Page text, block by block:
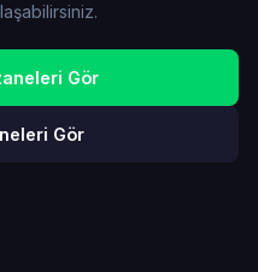
Gör
Gör